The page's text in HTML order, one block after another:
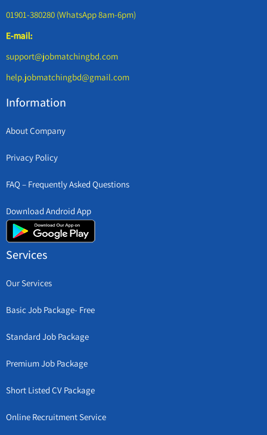
01901-380280 (WhatsApp 8am-6pm)
E-mail:
support@jobmatchingbd.com
help.jobmatchingbd@gmail.com
Information
About Company
Privacy Policy
FAQ – Frequently Asked Questions
Download Android App
Services
Our Services
Basic Job Package- Free
Standard Job Package
Premium Job Package
Short Listed CV Package
Online Recruitment Service